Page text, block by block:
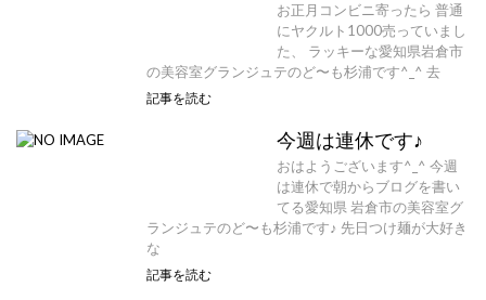
お正月コンビニ寄ったら 普通
にヤクルト1000売っていまし
た、 ラッキーな愛知県岩倉市
の美容室グランジュテのど〜も杉浦です^_^ 去
記事を読む
今週は連休です♪
おはようございます^_^ 今週
は連休で朝からブログを書い
てる愛知県 岩倉市の美容室グ
ランジュテのど〜も杉浦です♪ 先日つけ麺が大好き
な
記事を読む